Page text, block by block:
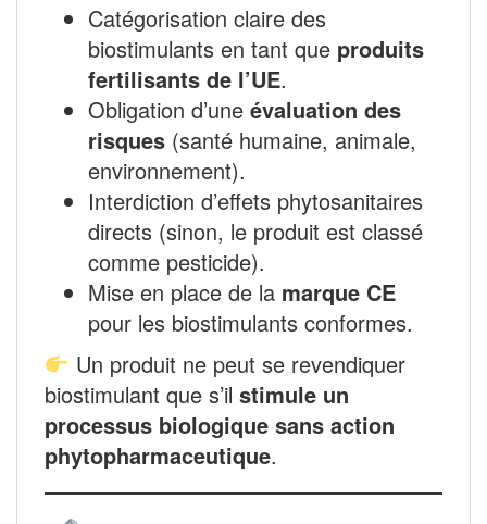
Catégorisation claire des
biostimulants en tant que produits
fertilisants de l’UE.
Obligation d’une évaluation des
risques (santé humaine, animale,
environnement).
Interdiction d’effets phytosanitaires
directs (sinon, le produit est classé
comme pesticide).
Mise en place de la marque CE
pour les biostimulants conformes.
Un produit ne peut se revendiquer
biostimulant que s’il stimule un
processus biologique sans action
phytopharmaceutique.